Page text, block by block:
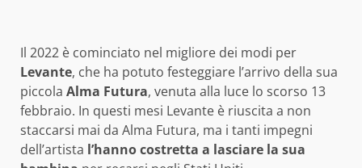
Il 2022 è cominciato nel migliore dei modi per
Levante, che ha potuto festeggiare l’arrivo della sua
piccola Alma Futura, venuta alla luce lo scorso 13
febbraio. In questi mesi Levante è riuscita a non
staccarsi mai da Alma Futura, ma i tanti impegni
dell’artista l’hanno costretta a lasciare la sua